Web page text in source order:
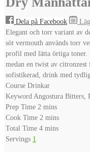
Dela på Facebook
Elegant och torr variant av
söt vermouth används torr
profil med lätta örtiga
medan en twist av citronzest
sofistikerad, drink med
Course Drinkar
Keyword Angostura Bitters,
Prep Time 2 minutes
mins
Cook Time 2 minutes
mins
Total Time 4minutes
mins
Servings 1